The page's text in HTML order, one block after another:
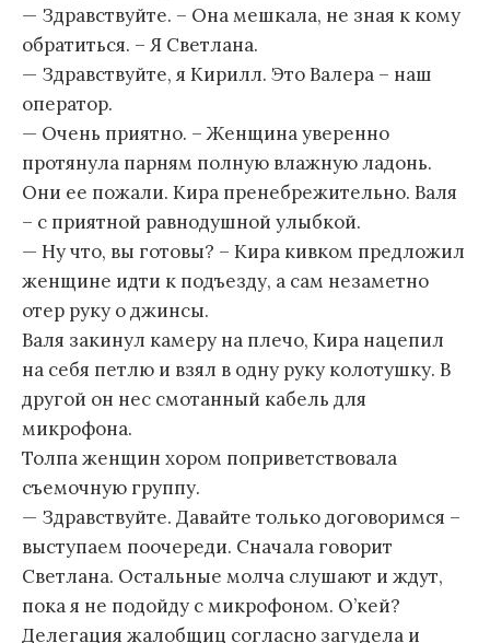
— Здравствуйте. – Она мешкала, не зная к кому
обратиться. – Я Светлана.
— Здравствуйте, я Кирилл. Это Валера – наш
оператор.
— Очень приятно. – Женщина уверенно
протянула парням полную влажную ладонь.
Они ее пожали. Кира пренебрежительно. Валя
– с приятной равнодушной улыбкой.
— Ну что, вы готовы? – Кира кивком предложил
женщине идти к подъезду, а сам незаметно
отер руку о джинсы.
Валя закинул камеру на плечо, Кира нацепил
на себя петлю и взял в одну руку колотушку. В
другой он нес смотанный кабель для
микрофона.
Толпа женщин хором поприветствовала
съемочную группу.
— Здравствуйте. Давайте только договоримся –
выступаем поочереди. Сначала говорит
Светлана. Остальные молча слушают и ждут,
пока я не подойду с микрофоном. О’кей?
Делегация жалобщиц согласно загудела и